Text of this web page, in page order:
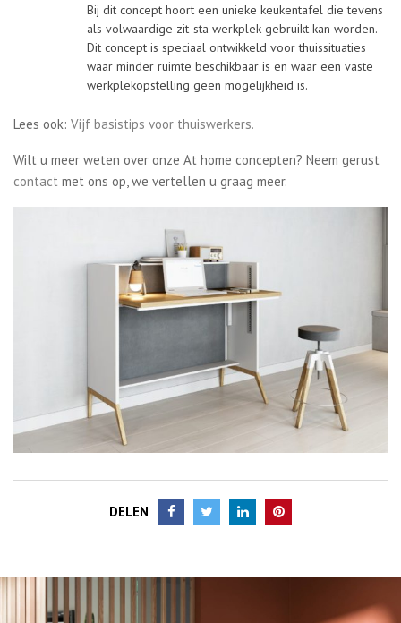
Bij dit concept hoort een unieke keukentafel die tevens
als volwaardige zit-sta werkplek gebruikt kan worden.
Dit concept is speciaal ontwikkeld voor thuissituaties
waar minder ruimte beschikbaar is en waar een vaste
werkplekopstelling geen mogelijkheid is.
Lees ook: Vijf basistips voor thuiswerkers.
Wilt u meer weten over onze At home concepten? Neem gerust
contact met ons op, we vertellen u graag meer.
DELEN